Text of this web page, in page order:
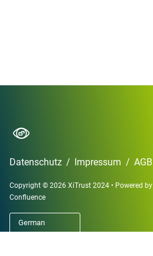
Datenschutz / Impressum / AGB
Copyright © 2026 XiTrust 2024 • Powered by
Confluence
German